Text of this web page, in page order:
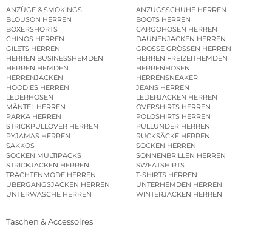
ANZÜGE & SMOKINGS
ANZUGSSCHUHE HERREN
BLOUSON HERREN
BOOTS HERREN
BOXERSHORTS
CARGOHOSEN HERREN
CHINOS HERREN
DAUNENJACKEN HERREN
GILETS HERREN
GROSSE GRÖSSEN HERREN
HERREN BUSINESSHEMDEN
HERREN FREIZEITHEMDEN
HERREN HEMDEN
HERRENHOSEN
HERRENJACKEN
HERRENSNEAKER
HOODIES HERREN
JEANS HERREN
LEDERHOSEN
LEDERJACKEN HERREN
MÄNTEL HERREN
OVERSHIRTS HERREN
PARKA HERREN
POLOSHIRTS HERREN
STRICKPULLOVER HERREN
PULLUNDER HERREN
PYJAMAS HERREN
RUCKSÄCKE HERREN
SAKKOS
SOCKEN HERREN
SOCKEN MULTIPACKS
SONNENBRILLEN HERREN
STRICKJACKEN HERREN
SWEATSHIRTS
TRACHTENMODE HERREN
T-SHIRTS HERREN
ÜBERGANGSJACKEN HERREN
UNTERHEMDEN HERREN
UNTERWÄSCHE HERREN
WINTERJACKEN HERREN
Taschen & Accessoires